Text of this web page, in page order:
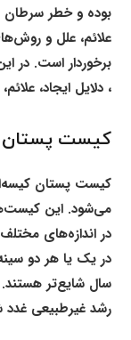
بوده و خطر سرطان
علائم، علل و
برخوردار است. در
، دلایل ایجاد،
کیست
کیست پستان
می‌شود. این
در اندازه‌های
سال شایع‌تر
رشد غیرطبیعی